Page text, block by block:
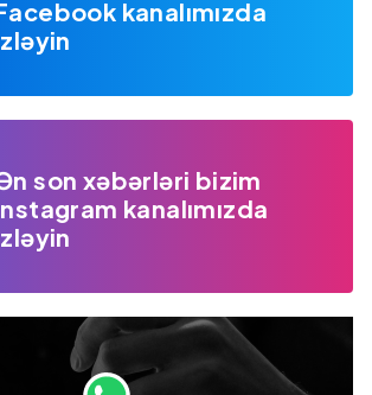
kanalımızda
son xəbərləri bizim
kanalımızda